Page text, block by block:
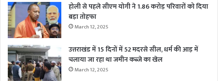
होली से पहले सीएम योगी ने 1.86 करोड़ परिवारों को दिया
बड़ा तोहफा
March 12, 2025
उत्तराखंड में 15 दिनों में 52 मदरसे सील, धर्म की आड़ में
चलाया जा रहा था जमीन कब्जे का खेल
March 12, 2025